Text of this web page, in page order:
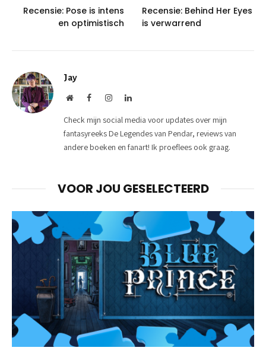
Recensie: Pose is intens
en optimistisch
Recensie: Behind Her Eyes
is verwarrend
Jay
WebsiteFacebookInstagramLinkedIn
Check mijn social media voor updates over mijn
fantasyreeks De Legendes van Pendar, reviews van
andere boeken en fanart! Ik proeflees ook graag.
VOOR JOU GESELECTEERD